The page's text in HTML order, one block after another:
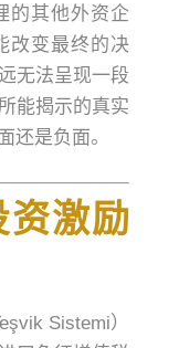
的其他外资企
改变最终的决
无法呈现一段
能揭示的真实
还是负面。
资激励
Sistemi）